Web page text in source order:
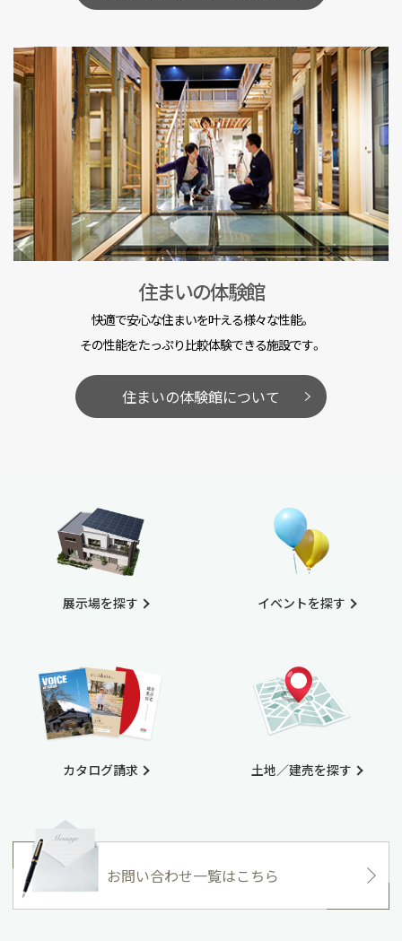
住まいの体験館
快適で安心な住まいを叶える様々な性能。
その性能をたっぷり比較体験できる施設です。
住まいの体験館について
展示場を探す
カタログ請求
イベントを探す
土地／建売を探す
お問い合わせ一覧はこちら